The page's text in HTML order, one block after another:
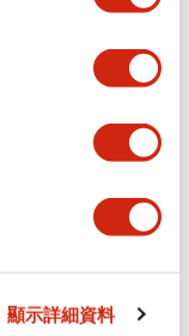
顯示詳細資料